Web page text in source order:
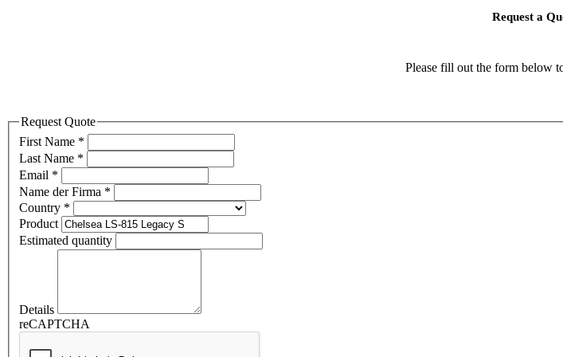
Request a
Please fill out the form below
Request Quote
First Name *
Last Name *
Email *
Name der Firma *
Country *
Product
Estimated quantity
Details
reCAPTCHA